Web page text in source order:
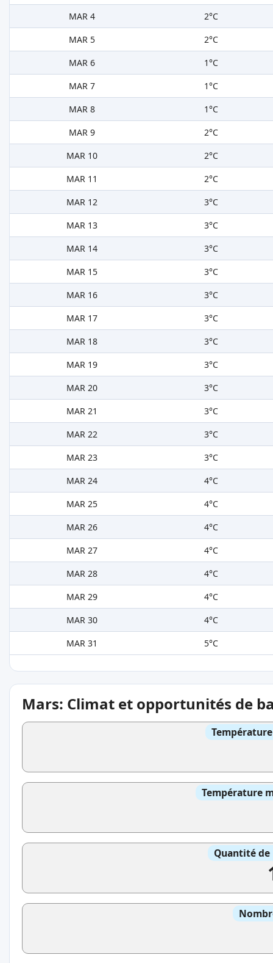
MAR 4
2°C
MAR 5
2°C
MAR 6
1°C
MAR 7
1°C
MAR 8
1°C
MAR 9
2°C
MAR 10
2°C
MAR 11
2°C
MAR 12
3°C
MAR 13
3°C
MAR 14
3°C
MAR 15
3°C
MAR 16
3°C
MAR 17
3°C
MAR 18
3°C
MAR 19
3°C
MAR 20
3°C
MAR 21
3°C
MAR 22
3°C
MAR 23
3°C
MAR 24
4°C
MAR 25
4°C
MAR 26
4°C
MAR 27
4°C
MAR 28
4°C
MAR 29
4°C
MAR 30
4°C
MAR 31
5°C
Mars: Climat et opportunités de
Température
Quantité